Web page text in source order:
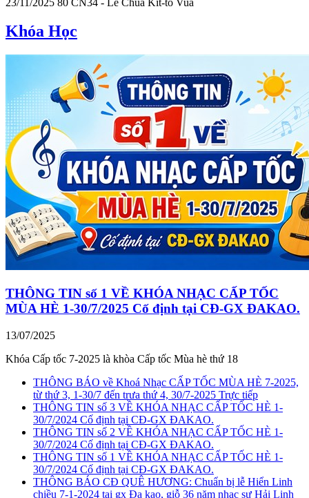
Khóa Học
THÔNG TIN số 1 VỀ KHÓA NHẠC CẤP TỐC
MÙA HÈ 1-30/7/2025 Cố định tại CĐ-GX ĐAKAO.
13/07/2025
Khóa Cấp tốc 7-2025 là khòa Cấp tốc Mùa hè thứ 18
THÔNG BÁO về Khoá Nhạc CẤP TỐC MÙA HÈ 7-2025,
từ thứ 3, 1-30/7 đến trưa thứ 4, 30/7-2025 Trực tiếp
THÔNG TIN số 3 VỀ KHÓA NHẠC CẤP TỐC HÈ 1-
30/7/2024 Cố định tại CĐ-GX ĐAKAO.
THÔNG TIN số 2 VỀ KHÓA NHẠC CẤP TỐC HÈ 1-
30/7/2024 Cố định tại CĐ-GX ĐAKAO.
THÔNG TIN số 1 VỀ KHÓA NHẠC CẤP TỐC HÈ 1-
30/7/2024 Cố định tại CĐ-GX ĐAKAO.
THÔNG BÁO CĐ QUÊ HƯƠNG: Chuẩn bị lễ Hiển Linh
chiều 7-1-2024 tại gx Đa kao, giỗ 36 năm nhạc sư Hải Linh